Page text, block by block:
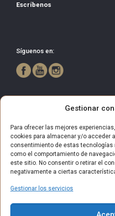
Gestionar
Para ofrecer las mejores
cookies para almacenar y/o acceder
consentimiento de estas tecnologías
como el comportamiento de
este sitio. No consentir o retirar el
negativamente a ciertas
Gestionar los servicios
Escríbenos
Síguenos en:
© 2025 Centro Comercial